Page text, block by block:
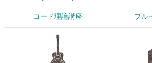
コード理論講座 ブル